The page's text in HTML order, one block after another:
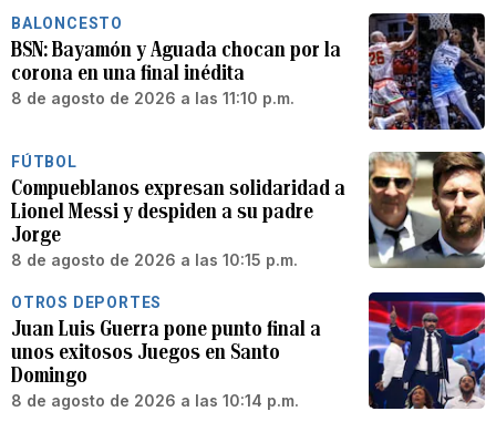
BALONCESTO
BSN: Bayamón y Aguada chocan por la
corona en una final inédita
8 de agosto de 2026 a las 11:10 p.m.
FÚTBOL
Compueblanos expresan solidaridad a
Lionel Messi y despiden a su padre
Jorge
8 de agosto de 2026 a las 10:15 p.m.
OTROS DEPORTES
Juan Luis Guerra pone punto final a
unos exitosos Juegos en Santo
Domingo
8 de agosto de 2026 a las 10:14 p.m.